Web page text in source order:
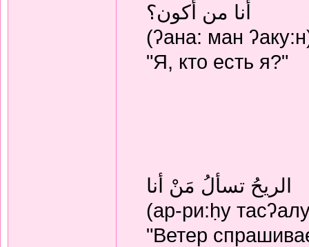
أنا من أكون؟
(ʔана: ман
"Я, кто есть я?"
الريحُ تسألُ مَنْ أنا
(ар-ри:ḥу
"Ветер